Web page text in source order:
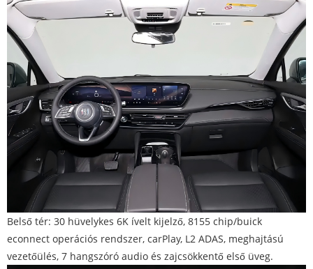
Belső tér: 30 hüvelykes 6K ívelt kijelző, 8155 chip/buick
econnect operációs rendszer, carPlay, L2 ADAS, meghajtású
vezetőülés, 7 hangszóró audio és zajcsökkentő első üveg.